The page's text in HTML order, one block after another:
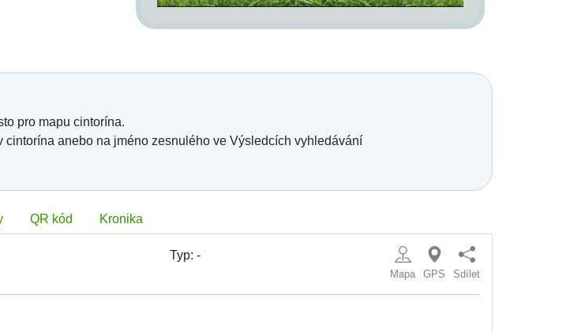
pro mapu cintorína.
anebo na jméno zesnulého ve Výsledcích vyhledávání
QR kód Kronika
Typ: -
Mapa GPS Sdílet